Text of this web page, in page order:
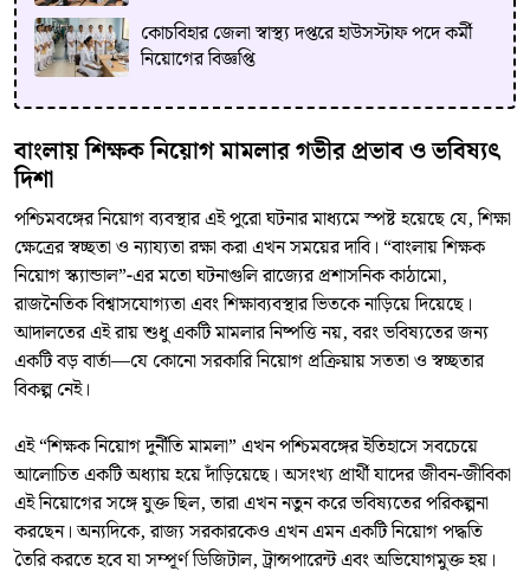
কোচবিহার জেলা স্বাস্থ্য দপ্তরে হাউসস্টাফ পদে কর্মী
নিয়োগের বিজ্ঞপ্তি
বাংলায় শিক্ষক নিয়োগ মামলার গভীর প্রভাব ও ভবিষ্যৎ
দিশা
পশ্চিমবঙ্গের নিয়োগ ব্যবস্থার এই পুরো ঘটনার মাধ্যমে স্পষ্ট হয়েছে যে, শিক্ষা
ক্ষেত্রের স্বচ্ছতা ও ন্যায্যতা রক্ষা করা এখন সময়ের দাবি। “বাংলায় শিক্ষক
নিয়োগ স্ক্যান্ডাল”-এর মতো ঘটনাগুলি রাজ্যের প্রশাসনিক কাঠামো,
রাজনৈতিক বিশ্বাসযোগ্যতা এবং শিক্ষাব্যবস্থার ভিতকে নাড়িয়ে দিয়েছে।
আদালতের এই রায় শুধু একটি মামলার নিষ্পত্তি নয়, বরং ভবিষ্যতের জন্য
একটি বড় বার্তা—যে কোনো সরকারি নিয়োগ প্রক্রিয়ায় সততা ও স্বচ্ছতার
বিকল্প নেই।
এই “শিক্ষক নিয়োগ দুর্নীতি মামলা” এখন পশ্চিমবঙ্গের ইতিহাসে সবচেয়ে
আলোচিত একটি অধ্যায় হয়ে দাঁড়িয়েছে। অসংখ্য প্রার্থী যাদের জীবন-জীবিকা
এই নিয়োগের সঙ্গে যুক্ত ছিল, তারা এখন নতুন করে ভবিষ্যতের পরিকল্পনা
করছেন। অন্যদিকে, রাজ্য সরকারকেও এখন এমন একটি নিয়োগ পদ্ধতি
তৈরি করতে হবে যা সম্পূর্ণ ডিজিটাল, ট্রান্সপারেন্ট এবং অভিযোগমুক্ত হয়।